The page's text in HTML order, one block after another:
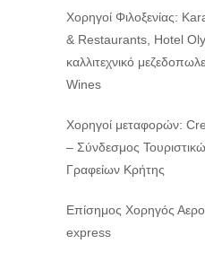
Χορηγοί Φιλοξενίας:
& Restaurants, Hotel
καλλιτεχνικό
Wines
Χορηγοί μεταφορών:
– Σύνδεσμος
Γραφείων Κρήτης
Επίσημος Χορηγός
express